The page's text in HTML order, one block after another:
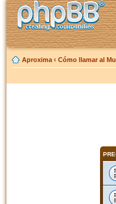
Aproxima ‹ Cómo llamar al